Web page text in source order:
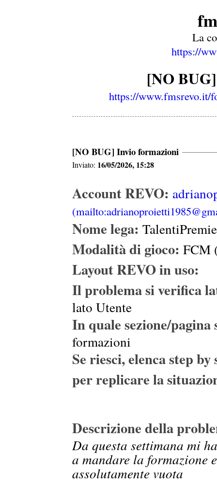
La
https://
[NO
https://www.fmsrevo.it/
[NO BUG] Invio formazioni
Inviato: 16/05/2026, 15:28
Account REVO:
Nome lega:
Modalità di gioco: FCM
Layout REVO in uso:
Il problema si verifica
lato Utente
In quale sezione/
formazioni
Se riesci, elenca step
per replicare la
Descrizione della
Da questa settimana mi
a mandare la formazione
assolutamente vuota